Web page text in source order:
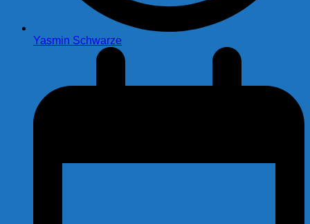
Yasmin Schwarze